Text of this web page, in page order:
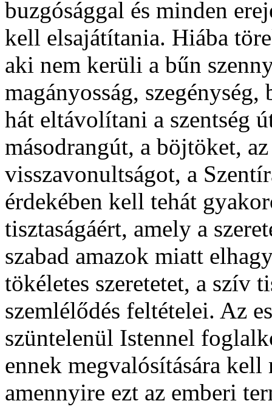
buzgósággal és minden
kell elsajátítania. Hiába
aki nem kerüli a bűn
magányosság,
hát eltávolítani a szentség
másodrangút, a böjtöket,
visszavonultságot, a
érdekében kell tehát
tisztaságáért, amely a
szabad amazok miatt
tökéletes szeretetet, a szív
szemlélődés feltételei. Az
szüntelenül Istennel
ennek megvalósítására
amennyire ezt az emberi